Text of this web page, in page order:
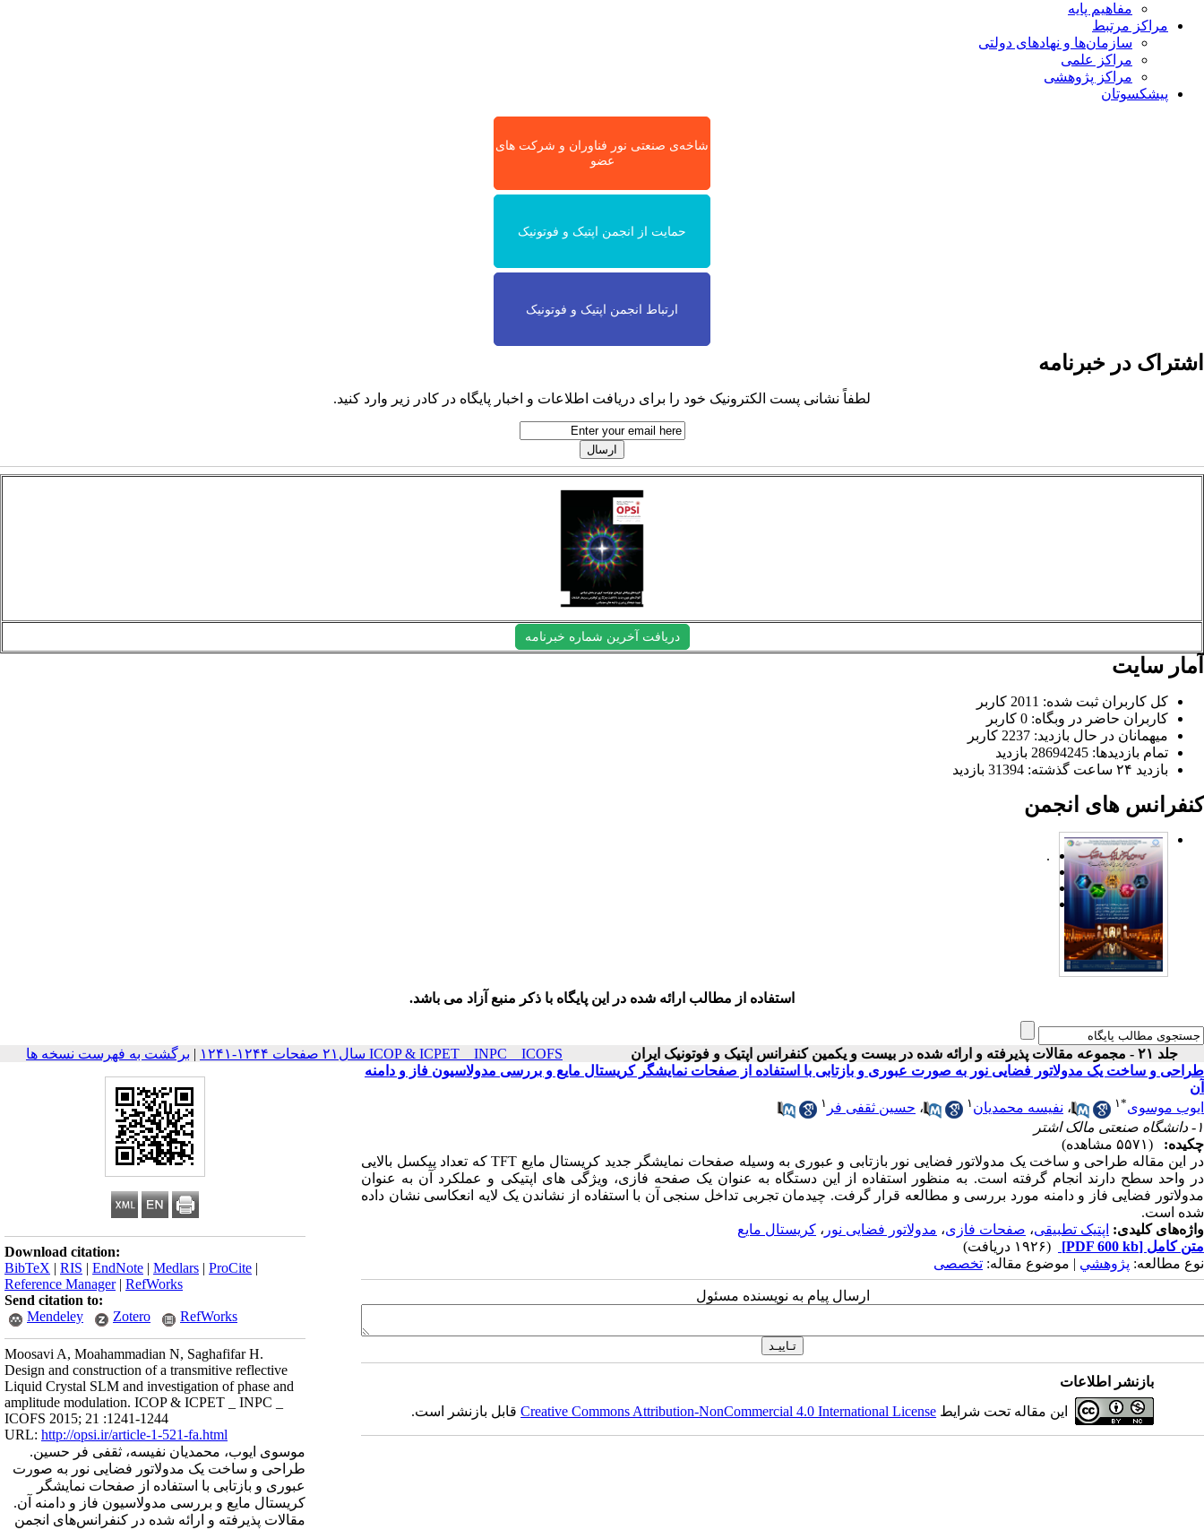
مفاهیم پایه
مراکز مرتبط
سازمان‌ها و نهادهای دولتی
مراکز علمی
مراکز پژوهشی
پیشکسوتان
شاخه‌ی صنعتی نور فناوران و شرکت های
عضو
حمایت از انجمن اپتیک و فوتونیک
ارتباط انجمن اپتیک و فوتونیک
اشتراک در خبرنامه
لطفاً نشانی پست الکترونیک خود را برای دریافت اطلاعات و اخبار پایگاه در کادر زیر وارد کنید.
دریافت آخرین شماره خبرنامه
آمار سایت
کل کاربران ثبت شده: 2011 کاربر
کاربران حاضر در وبگاه: 0 کاربر
میهمانان در حال بازدید: 2237 کاربر
تمام بازدید‌ها: 28694245 بازدید
بازدید ۲۴ ساعت گذشته: 31394 بازدید
کنفرانس های انجمن
.
استفاده از مطالب ارائه شده در این پایگاه با ذکر منبع آزاد می باشد.
جلد ۲۱ - مجموعه مقالات پذیرفته و ارائه شده در بیست و یکمین کنفرانس اپتیک و فوتونیک ایران ICOP & ICPET _ INPC _ ICOFS سال۲۱ صفحات ۱۲۴۴-۱۲۴۱ | برگشت به فهرست نسخه ها
Download citation:
BibTeX | RIS | EndNote | Medlars | ProCite |
Reference Manager| RefWorks
Send citation to:
Mendeley
Zotero RefWorks
Moosavi A, Moahammadian N, Saghafifar H.
Design and construction of a transmitive reflective
Liquid Crystal SLM and investigation of phase and
amplitude modulation. ICOP & ICPET _ INPC _
ICOFS 2015; 21 :1241-1244
URL: http://opsi.ir/article-1-521-fa.html
موسوی ایوب، محمدیان نفیسه، ثقفی فر حسین.
طراحی و ساخت یک مدولاتور فضایی نور به صورت
عبوری و بازتابی با استفاده از صفحات نمایشگر
کریستال مایع و بررسی مدولاسیون فاز و دامنه آن.
مقالات پذیرفته و ارائه شده در کنفرانس‌های انجمن
طراحی و ساخت یک مدولاتور فضایی نور به صورت عبوری و بازتابی با استفاده از صفحات نمایشگر کریستال مایع و بررسی مدولاسیون فاز و دامنه
آن
ایوب موسوی*۱ ، نفیسه محمدیان ۱ ، حسین ثقفی فر ۱
۱- دانشگاه صنعتی مالک اشتر
چکیده:
(۵۵۷۱ مشاهده)
در این مقاله طراحی و ساخت یک مدولاتور فضایی نور بازتابی و عبوری به وسیله صفحات نمایشگر جدید کریستال مایع TFT که تعداد پیکسل بالایی
در واحد سطح دارند انجام گرفته است. به منظور استفاده از این دستگاه به عنوان یک صفحه فازی، ویژگی های اپتیکی و عملکرد آن به عنوان
مدولاتور فضایی فاز و دامنه مورد بررسی و مطالعه قرار گرفت. چیدمان تجربی تداخل سنجی آن با استفاده از نشاندن یک لایه انعکاسی نشان داده
شده است.
واژه‌های کلیدی: اپتیک تطبیقی، صفحات فازی، مدولاتور فضایی نور ، کریستال مایع
متن کامل [PDF 600 kb]
(۱۹۲۶ دریافت)
نوع مطالعه: پژوهشي | موضوع مقاله: تخصصی
ارسال پیام به نویسنده مسئول
بازنشر اطلاعات
این مقاله تحت شرایط Creative Commons Attribution-NonCommercial 4.0 International Licenseقابل بازنشر است.